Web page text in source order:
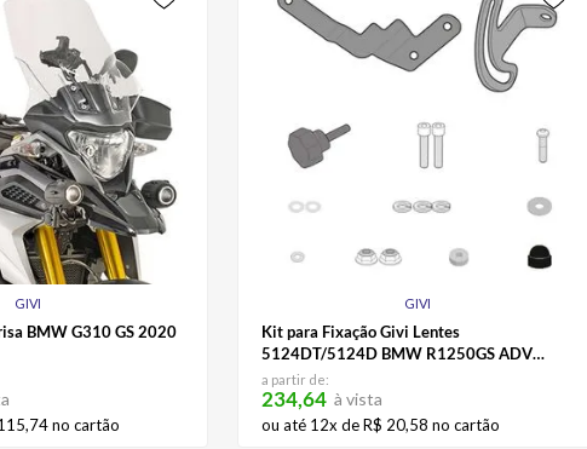
GIVI
BMW G310 GS 2020
,74no cartão
GIVI
Kit para Fixação Givi Lentes
5124DT/5124D BMW R1250GS ADV
2019
a partir de:
234,64 à vista
ou até 12x deR$ 20,58 no cartão